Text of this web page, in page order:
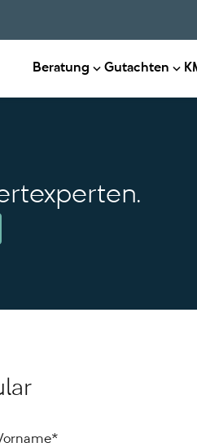
Beratung Gutachten